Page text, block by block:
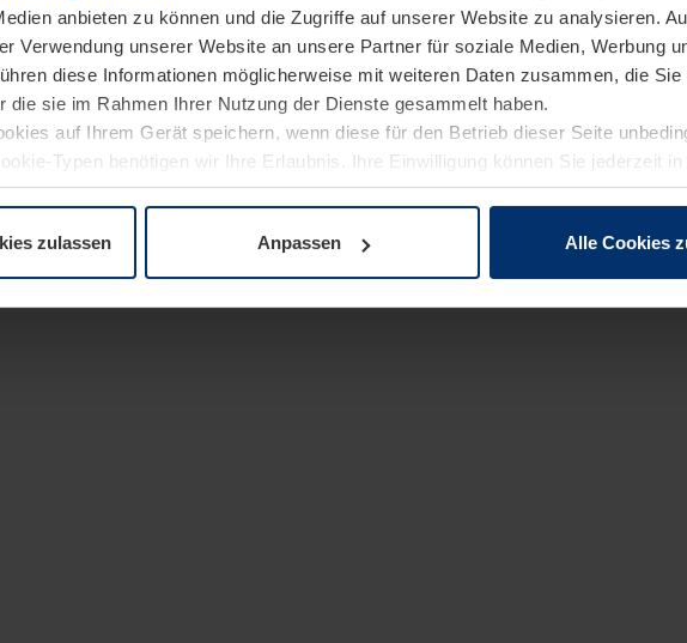
anbieten zu können und die Zugriffe auf unserer Website zu analysieren.
Verwendung unserer Website an unsere Partner für soziale Medien, Werbung
diese Informationen möglicherweise mit weiteren Daten zusammen, die Sie
die sie im Rahmen Ihrer Nutzung der Dienste gesammelt haben.
auf Ihrem Gerät speichern, wenn diese für den Betrieb dieser Seite
Typen benötigen wir Ihre Erlaubnis. Ihre Einwilligung können Sie jederzeit in
Datenschutzerklärungunserer Website ändern oder widerrufen.
zulassen Anpassen Alle Cookies